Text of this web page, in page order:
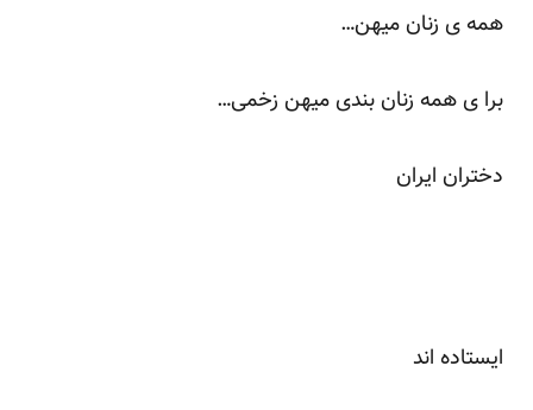
همه ی زنان میهن…
برا ی همه زنان بندی میهن زخمی…
دختران ایران
ایستاده اند